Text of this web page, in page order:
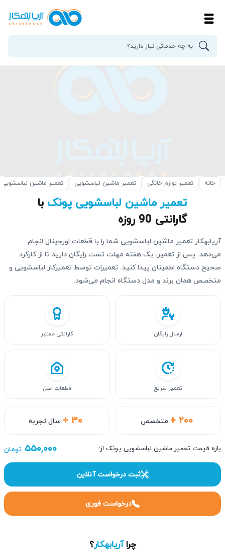
خانه تعمیر لوازم خانگی تعمیر ماشین لباسشویی تعمیر ماشین
تعمیر ماشین لباسشویی پونک با
گارانتی 90 روزه
آریابهکار تعمیر ماشین لباسشویی شما را با قطعات اورجینال انجام
می‌دهد. پس از تعمیر، یک هفته مهلت تست رایگان دارید تا از کارکرد
صحیح دستگاه اطمینان پیدا کنید. تعمیرات توسط تعمیرکار لباسشویی و
متخصص همان برند و مدل دستگاه انجام می‌شود.
+ ۲۰۰ متخصص + ۳۰ سال تجربه
ارسال رایگان گارانتی معتبر
تعمیر سریع قطعات اصل
بازه قیمت تعمیر ماشین لباسشویی پونک از: ۵۵۰,۰۰۰ تومان
ثبت درخواست آنلاین
درخواست فوری
چراآریابهکار؟